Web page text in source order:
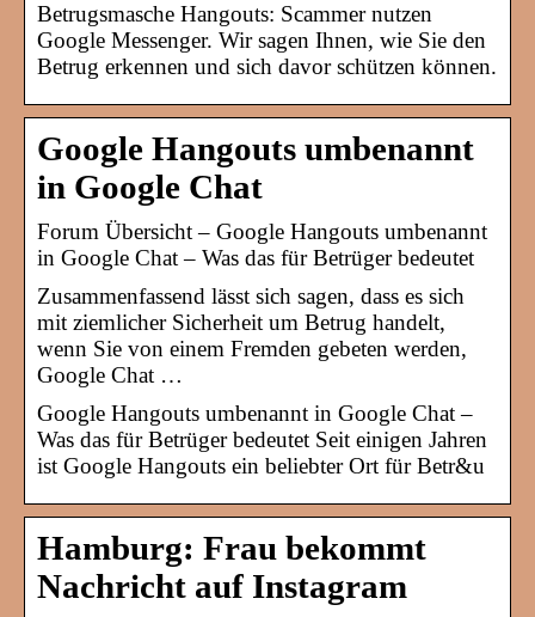
Betrugsmasche Hangouts: Scammer nutzen
Google Messenger. Wir sagen Ihnen, wie Sie den
Betrug erkennen und sich davor schützen können.
Google Hangouts umbenannt
in Google Chat
Forum Übersicht – Google Hangouts umbenannt
in Google Chat – Was das für Betrüger bedeutet
Zusammenfassend lässt sich sagen, dass es sich
mit ziemlicher Sicherheit um Betrug handelt,
wenn Sie von einem Fremden gebeten werden,
Google Chat …
Google Hangouts umbenannt in Google Chat –
Was das für Betrüger bedeutet Seit einigen Jahren
ist Google Hangouts ein beliebter Ort für Betr&u
Hamburg: Frau bekommt
Nachricht auf Instagram